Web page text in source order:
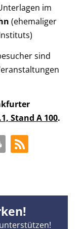
im
(ehemaliger
sind
Stand A 100.